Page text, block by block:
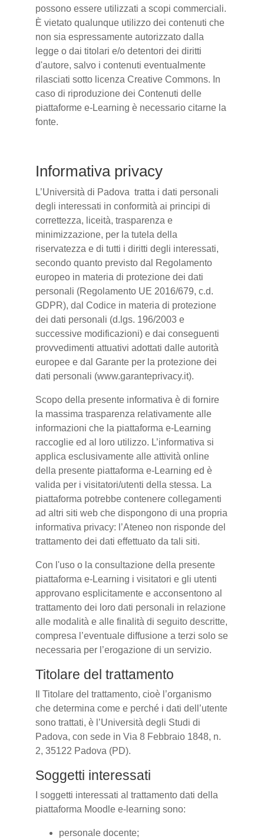
possono essere utilizzati a scopi commerciali.
È vietato qualunque utilizzo dei contenuti che
non sia espressamente autorizzato dalla
legge o dai titolari e/o detentori dei diritti
d'autore, salvo i contenuti eventualmente
rilasciati sotto licenza Creative Commons. In
caso di riproduzione dei Contenuti delle
piattaforme e-Learning è necessario citarne la
fonte.
Informativa privacy
L’Università di Padova tratta i dati personali
degli interessati in conformità ai principi di
correttezza, liceità, trasparenza e
minimizzazione, per la tutela della
riservatezza e di tutti i diritti degli interessati,
secondo quanto previsto dal Regolamento
europeo in materia di protezione dei dati
personali (Regolamento UE 2016/679, c.d.
GDPR), dal Codice in materia di protezione
dei dati personali (d.lgs. 196/2003 e
successive modificazioni) e dai conseguenti
provvedimenti attuativi adottati dalle autorità
europee e dal Garante per la protezione dei
dati personali (www.garanteprivacy.it).
Scopo della presente informativa è di fornire
la massima trasparenza relativamente alle
informazioni che la piattaforma e-Learning
raccoglie ed al loro utilizzo. L’informativa si
applica esclusivamente alle attività online
della presente piattaforma e-Learning ed è
valida per i visitatori/utenti della stessa. La
piattaforma potrebbe contenere collegamenti
ad altri siti web che dispongono di una propria
informativa privacy: l’Ateneo non risponde del
trattamento dei dati effettuato da tali siti.
Con l'uso o la consultazione della presente
piattaforma e-Learning i visitatori e gli utenti
approvano esplicitamente e acconsentono al
trattamento dei loro dati personali in relazione
alle modalità e alle finalità di seguito descritte,
compresa l’eventuale diffusione a terzi solo se
necessaria per l’erogazione di un servizio.
Titolare del trattamento
Il Titolare del trattamento, cioè l’organismo
che determina come e perché i dati dell’utente
sono trattati, è l’Università degli Studi di
Padova, con sede in Via 8 Febbraio 1848, n.
2, 35122 Padova (PD).
Soggetti interessati
I soggetti interessati al trattamento dati della
piattaforma Moodle e-learning sono:
personale docente;